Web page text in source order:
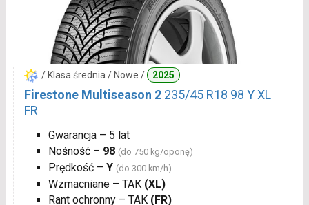
/ Klasa średnia / Nowe / 2025
Firestone Multiseason 2 235/45 R18 98 Y XL
FR
Gwarancja – 5 lat
Nośność – 98 (do 750 kg/oponę)
Prędkość – Y (do 300 km/h)
Wzmacniane – TAK (XL)
Rant ochronny – TAK (FR)